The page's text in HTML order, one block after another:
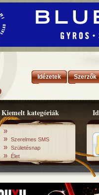
Idézetek Szerzők
Kiemelt kategóriák
»
» Szerelmes SMS
» Születésnap
» Élet